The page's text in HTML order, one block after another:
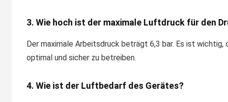
3. Wie hoch ist der maximale Luftdruck für den
Der maximale Arbeitsdruck beträgt 6,3 bar. Es ist
optimal und sicher zu betreiben.
4. Wie ist der Luftbedarf des Gerätes?